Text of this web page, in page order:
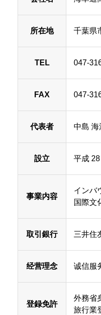
所在地 千葉県
TEL 047-
FAX 047-
代表者 中島 海
設立 平成
事業内容
インバ
国際文
取引銀行 三井住
经营理念 诚信服
登録免許
外務省
旅行業